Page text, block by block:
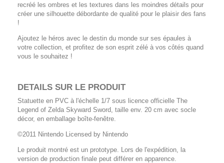
recréé les ombres et les textures dans les moindres détails pour
créer une silhouette débordante de qualité pour le plaisir des fans
!
Ajoutez le héros avec le destin du monde sur ses épaules à
votre collection, et profitez de son esprit zélé à vos côtés quand
vous le souhaitez !
DETAILS SUR LE PRODUIT
Statuette en PVC à l'échelle 1/7 sous licence officielle The
Legend of Zelda Skyward Sword, taille env. 20 cm avec socle
décor, en emballage boîte-fenêtre.
©2011 Nintendo Licensed by Nintendo
Le produit montré est un prototype. Lors de l'expédition, la
version de production finale peut différer en apparence.